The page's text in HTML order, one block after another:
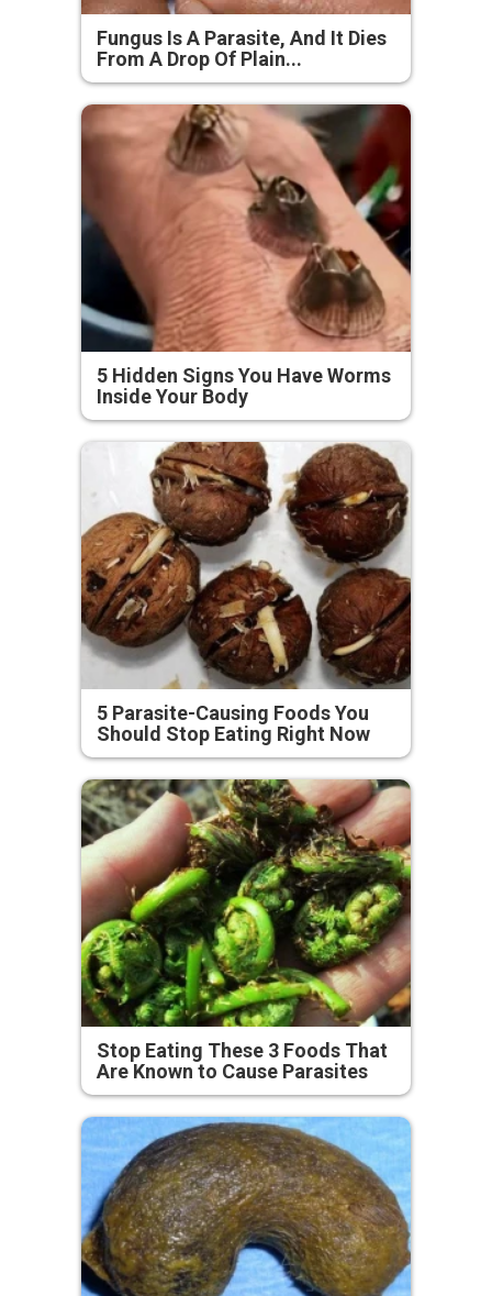
Fungus Is A Parasite, And It Dies
From A Drop Of Plain...
5 Hidden Signs You Have Worms
Inside Your Body
5 Parasite-Causing Foods You
Should Stop Eating Right Now
Stop Eating These 3 Foods That
Are Known to Cause Parasites